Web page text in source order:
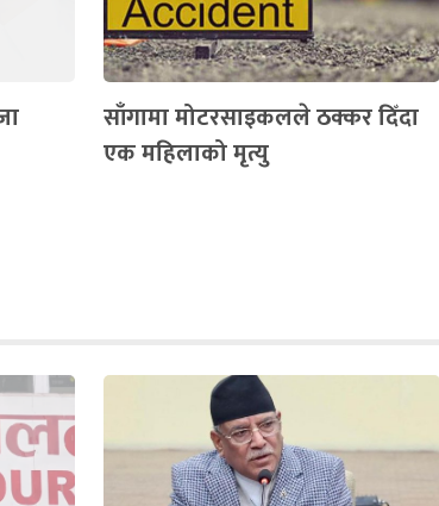
साँगामा मोटरसाइकलले ठक्कर दिँदा
एक महिलाको मृत्यु